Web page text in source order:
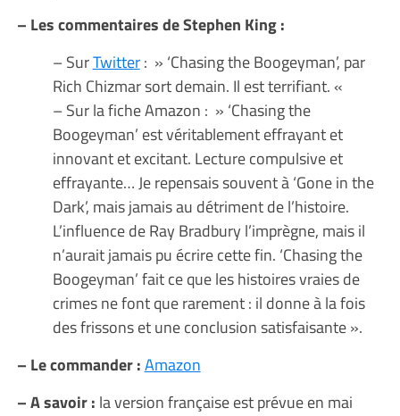
– Les commentaires de Stephen King :
– SurTwitter: » ‘Chasing the Boogeyman’, par
Rich Chizmar sort demain. Il est terrifiant. «
– Sur la fiche Amazon : » ‘Chasing the
Boogeyman’ est véritablement effrayant et
innovant et excitant. Lecture compulsive et
effrayante… Je repensais souvent à ‘Gone in the
Dark’, mais jamais au détriment de l’histoire.
L’influence de Ray Bradbury l’imprègne, mais il
n’aurait jamais pu écrire cette fin. ‘Chasing the
Boogeyman’ fait ce que les histoires vraies de
crimes ne font que rarement : il donne à la fois
des frissons et une conclusion satisfaisante ».
– Le commander :Amazon
– A savoir : la version française est prévue en mai